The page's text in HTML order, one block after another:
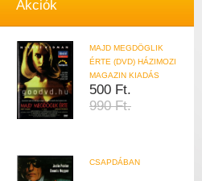
Akciók
MAJD MEGDÖGLIK
ÉRTE (DVD) HÁZIMOZI
MAGAZIN KIADÁS
500 Ft.
990 Ft.
CSAPDÁBAN